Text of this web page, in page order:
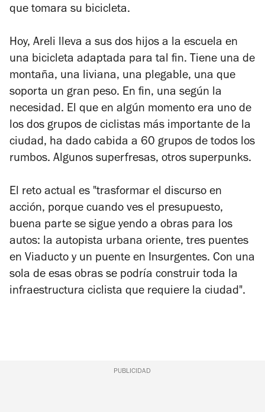
que tomara su bicicleta.
Hoy, Areli lleva a sus dos hijos a la escuela en
una bicicleta adaptada para tal fin. Tiene una de
montaña, una liviana, una plegable, una que
soporta un gran peso. En fin, una según la
necesidad. El que en algún momento era uno de
los dos grupos de ciclistas más importante de la
ciudad, ha dado cabida a 60 grupos de todos los
rumbos. Algunos superfresas, otros superpunks.
El reto actual es "trasformar el discurso en
acción, porque cuando ves el presupuesto,
buena parte se sigue yendo a obras para los
autos: la autopista urbana oriente, tres puentes
en Viaducto y un puente en Insurgentes. Con una
sola de esas obras se podría construir toda la
infraestructura ciclista que requiere la ciudad".
PUBLICIDAD